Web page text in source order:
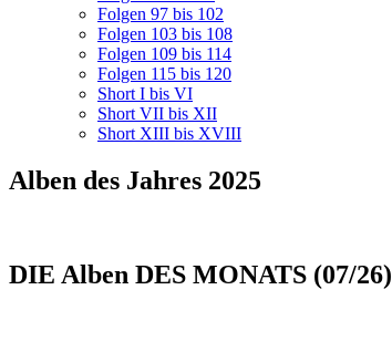
Folgen 97 bis 102
Folgen 103 bis 108
Folgen 109 bis 114
Folgen 115 bis 120
Short I bis VI
Short VII bis XII
Short XIII bis XVIII
Alben des Jahres 2025
DIE Alben DES MONATS (07/26)